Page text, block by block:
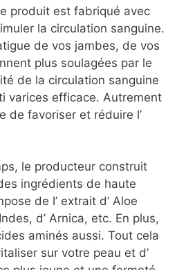
produit est fabriqué avec
la circulation sanguine.
de vos jambes, de vos
plus soulagées par le
de la circulation sanguine
varices efficace. Autrement
de favoriser et réduire l’
le producteur construit
ingrédients de haute
de l’ extrait d’ Aloe
d’ Arnica, etc. En plus,
aminés aussi. Tout cela
sur votre peau et d’